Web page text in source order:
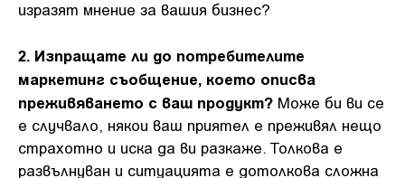
изразят мнение за вашия бизнес?
2. Изпращате ли до потребителите
маркетинг съобщение, което описва
преживяването с ваш продукт? Може би ви се
е случвало, някои ваш приятел е преживял нещо
страхотно и иска да ви разкаже. Толкова е
развълнуван и ситуацията е дотолкова сложна